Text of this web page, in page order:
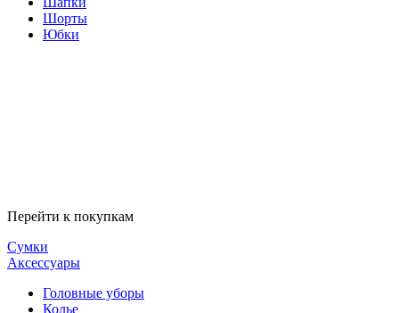
Шорты
Юбки
Перейти к покупкам
Сумки
Аксессуары
Головные уборы
Колье